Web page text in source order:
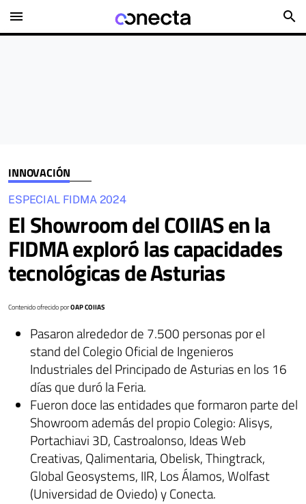
menu search
INNOVACIÓN
ESPECIAL FIDMA 2024
El Showroom del COIIAS en la
FIDMA exploró las capacidades
tecnológicas de Asturias
Contenido ofrecido porOAP COIIAS
Pasaron alrededor de 7.500 personas por el
stand del Colegio Oficial de Ingenieros
Industriales del Principado de Asturias en los 16
días que duró la Feria.
Fueron doce las entidades que formaron parte del
Showroom además del propio Colegio: Alisys,
Portachiavi 3D, Castroalonso, Ideas Web
Creativas, Qalimentaria, Obelisk, Thingtrack,
Global Geosystems, IIR, Los Álamos, Wolfast
(Universidad de Oviedo) y Conecta.